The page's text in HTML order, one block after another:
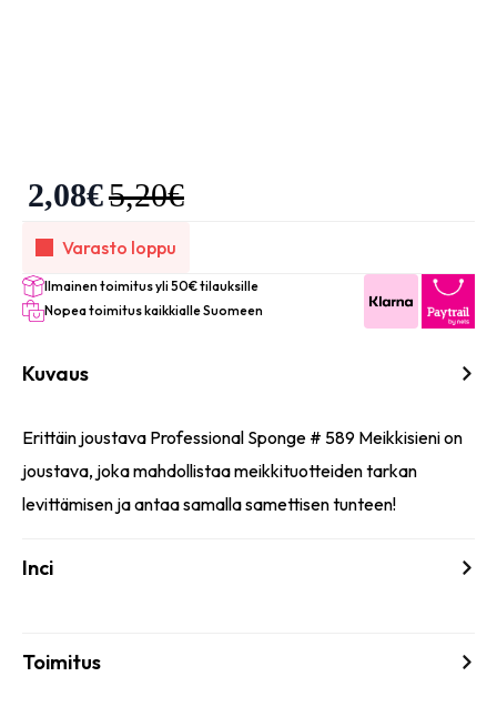
5,20€
2,08€
Varasto loppu
Ilmainen toimitus yli 50€ tilauksille
Nopea toimitus kaikkialle Suomeen
Kuvaus
Erittäin joustava Professional Sponge # 589 Meikkisieni on
joustava, joka mahdollistaa meikkituotteiden tarkan
levittämisen ja antaa samalla samettisen tunteen!
Inci
Toimitus